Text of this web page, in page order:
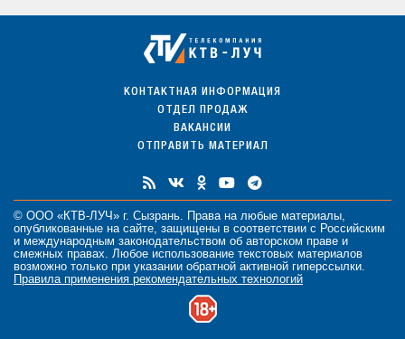
КОНТАКТНАЯ ИНФОРМАЦИЯ
ОТДЕЛ ПРОДАЖ
ВАКАНСИИ
ОТПРАВИТЬ МАТЕРИАЛ
© ООО «КТВ-ЛУЧ» г. Сызрань. Права на любые материалы,
опубликованные на сайте, защищены в соответствии с Российским
и международным законодательством об авторском праве и
смежных правах. Любое использование текстовых материалов
возможно только при указании обратной активной гиперссылки.
Правила применения рекомендательных технологий